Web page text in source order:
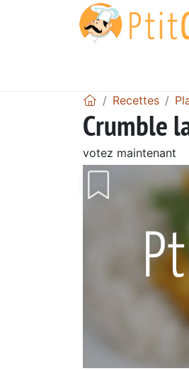
Recettes
Crumble
votez maintenant